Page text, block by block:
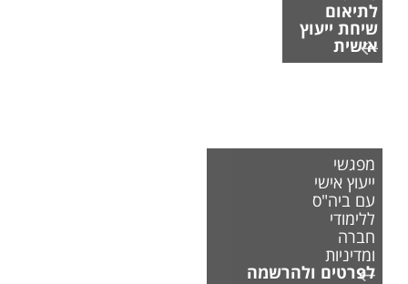
לתיאום
שיחת ייעוץ
אישית
מפגשי
ייעוץ אישי
עם ביה"ס
ללימודי
חברה
ומדיניות
לפרטים ולהרשמה